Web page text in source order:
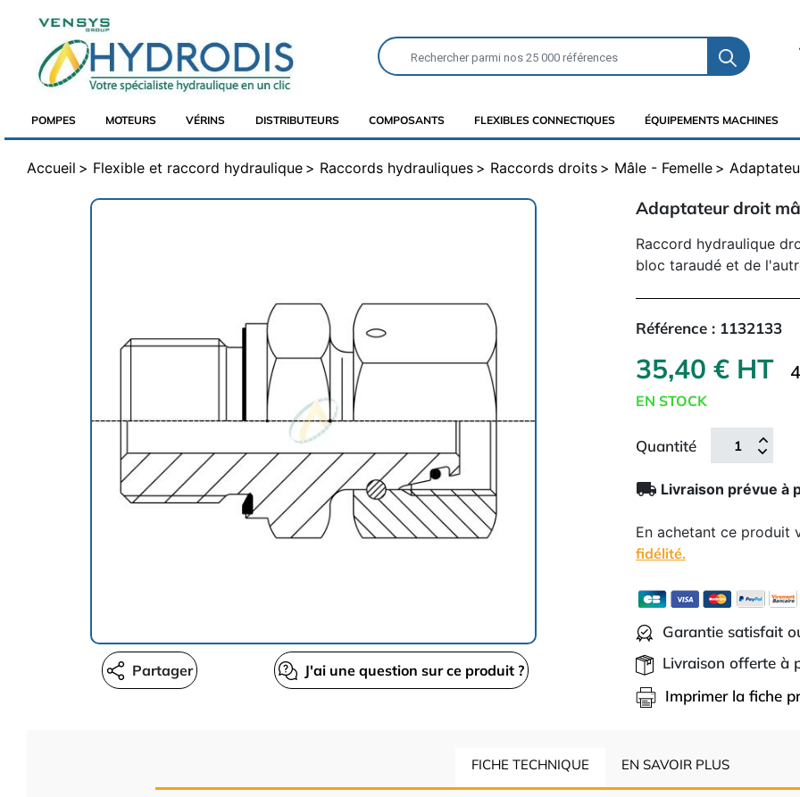
POMPES MOTEURS VÉRINS DISTRIBUTEURS COMPOSANTS FLEXIBLES CONNECTIQUES ÉQUIPEMENTS MACHINES
Accueil Flexible et raccord hydraulique Raccords hydrauliques Raccords droits Mâle - Femelle
J'ai une question sur ce produit ?
Partager
Adaptateur droit
Raccord hydraulique
bloc taraudé et de
Référence : 1132133
35,40 € HT
EN STOCK
Quantité
local_shipping Livraison prévue à
En achetant ce produit
fidélité.
Garantie satisfait
Livraison offerte à
Imprimer la fiche
FICHE TECHNIQUE EN SAVOIR PLUS